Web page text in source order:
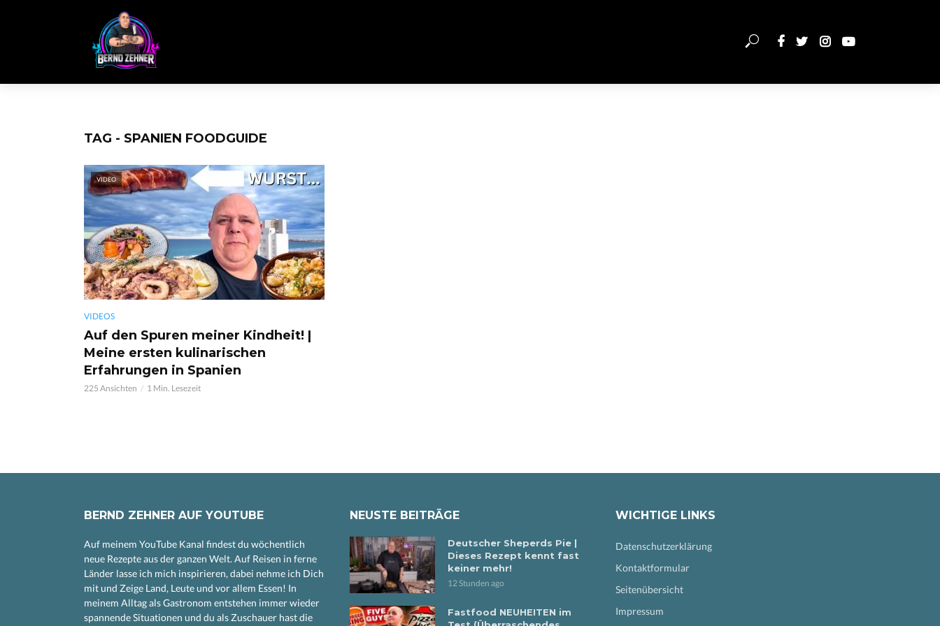
TAG - SPANIEN FOODGUIDE
VIDEO
VIDEOS
Auf den Spuren meiner Kindheit! |
Meine ersten kulinarischen
Erfahrungen in Spanien
225 Ansichten 1 Min. Lesezeit
BERND ZEHNER AUF YOUTUBE
Auf meinem YouTube Kanal findest du wöchentlich
neue Rezepte aus der ganzen Welt. Auf Reisen in ferne
Länder lasse ich mich inspirieren, dabei nehme ich Dich
mit und Zeige Land, Leute und vor allem Essen! In
meinem Alltag als Gastronom entstehen immer wieder
spannende Situationen und du als Zuschauer hast die
NEUSTE BEITRÄGE
Deutscher Sheperds Pie |
Dieses Rezept kennt fast
keiner mehr!
12 Stunden ago
Fastfood NEUHEITEN im
WICHTIGE LINKS
Datenschutzerklärung
Kontaktformular
Seitenübersicht
Impressum